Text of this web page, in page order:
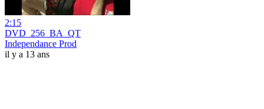
2:15
DVD_256_BA_QT
Independance Prod
il y a 13 ans